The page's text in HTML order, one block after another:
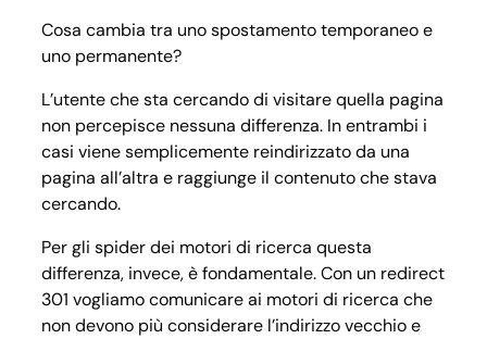
Cosa cambia tra uno spostamento temporaneo e
uno permanente?
L’utente che sta cercando di visitare quella pagina
non percepisce nessuna differenza. In entrambi i
casi viene semplicemente reindirizzato da una
pagina all’altra e raggiunge il contenuto che stava
cercando.
Per gli spider dei motori di ricerca questa
differenza, invece, è fondamentale. Con un redirect
301 vogliamo comunicare ai motori di ricerca che
non devono più considerare l’indirizzo vecchio e